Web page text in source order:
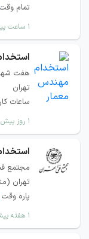
تمام وقت
۱ ساعت پیش
هفت شهر
تهران
ساعات
۱ روز پیش
مجتمع
تهران (منطقه ۲،
پاره وقت
۱ هفته پیش